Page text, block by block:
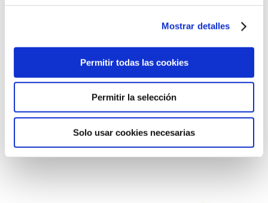
Mostrar detalles
Permitir todas las cookies
Permitir la selección
Solo usar cookies necesarias
Tarjetero V en
Shell Cordovan
166,00€
Tarjetero
Europeo Cuero
& Vela
71,00€